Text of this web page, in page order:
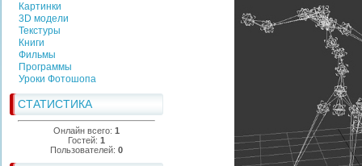
Картинки
3D модели
Текстуры
Книги
Фильмы
Программы
Уроки Фотошопа
СТАТИСТИКА
Онлайн всего: 1
Гостей: 1
Пользователей: 0